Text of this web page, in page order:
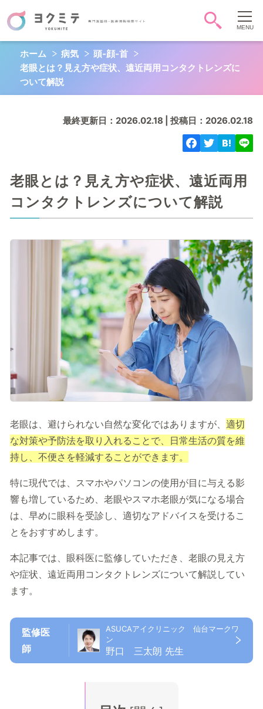
症状・病気から調べる
頭-顔-首
全身 心
記事を読む
症状に関する記事
病気に関する記事
監修医師一覧
開院情報一覧
運営情報
運営会社／会社概要
プライバシーポリシー
サイトポリシー
ホーム 病気
頭‐顔‐首
老眼とは？見え方や症状、遠近両用コンタクトレンズに
ついて解説
最終更新日：2026.02.18 | 投稿日：2026.02.18
老眼とは？見え方や症状、遠近両用
コンタクトレンズについて解説
老眼は、避けられない自然な変化ではありますが、 適切
な対策や予防法を取り入れることで、日常生活の質を維
持し、不便さを軽減することができます。
特に現代では、スマホやパソコンの使用が目に与える影
響も増しているため、老眼やスマホ老眼が気になる場合
は、早めに眼科を受診し、適切なアドバイスを受けるこ
とをおすすめします。
本記事では、眼科医に監修していただき、老眼の見え方
や症状、遠近両用コンタクトレンズについて解説してい
ます。
監修医
師
ASUCAアイクリニック 仙台マークワ
ン
野口 三太朗 先生